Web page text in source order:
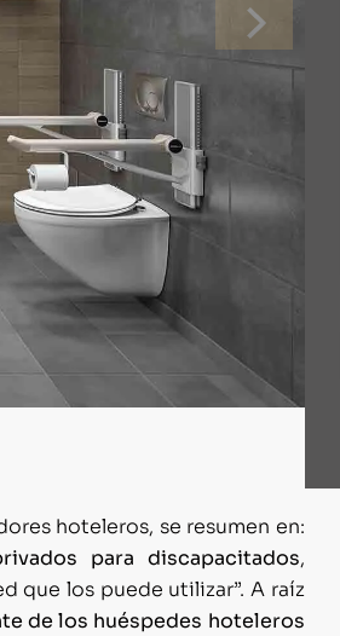
hoteleros, se resumen en:
para discapacitados,
que los puede utilizar”. A raíz
de los huéspedes hoteleros